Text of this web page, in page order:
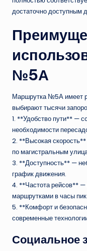
достаточно доступным
№5А
Маршрутка №5А имеет
выбирают тысячи
1. **Удобство пути** —
необходимости
2. **Высокая
по магистральным
3. **Доступность** —
график движения.
4. **Частота рейсов**
маршрутками в часы пик.
5. **Комфорт и
современные
Социальное